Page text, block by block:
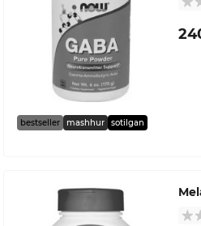
bestseller mashhur sotilgan